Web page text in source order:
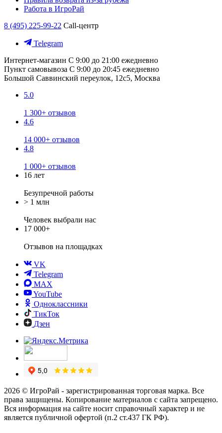
Работа в ИгроРай
8 (495) 225-99-22 Call-центр
Telegram
Интернет-магазин С 9:00 до 21:00 ежедневно
Пункт самовывоза С 9:00 до 20:45 ежедневно
Большой Саввинский переулок, 12с5, Москва
5.0
1 300+ отзывов
4.6
14 000+ отзывов
4.8
1 000+ отзывов
16 лет
Безупречной работы
> 1 млн
Человек выбрали нас
17 000+
Отзывов на площадках
VK
Telegram
MAX
YouTube
Одноклассники
ТикТок
Дзен
2026 © ИгроРай - зарегистрированная торговая марка. Все
права защищены. Копирование материалов с сайта запрещено.
Вся информация на сайте носит справочный характер и не
является публичной офертой (п.2 ст.437 ГК РФ).